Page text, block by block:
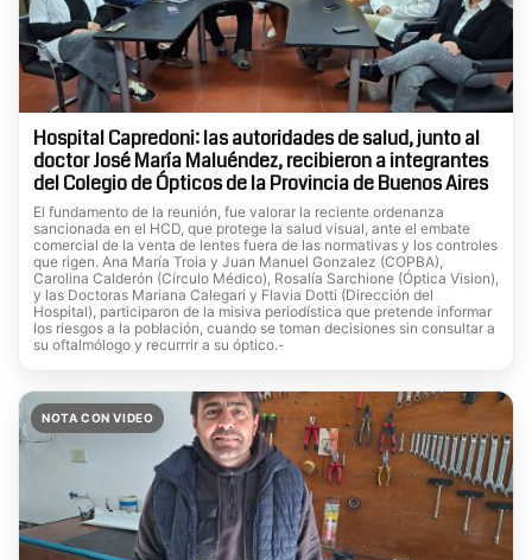
Hospital Capredoni: las autoridades de salud, junto al
doctor José María Maluéndez, recibieron a integrantes
del Colegio de Ópticos de la Provincia de Buenos Aires
El fundamento de la reunión, fue valorar la reciente ordenanza
sancionada en el HCD, que protege la salud visual, ante el embate
comercial de la venta de lentes fuera de las normativas y los controles
que rigen. Ana María Troia y Juan Manuel Gonzalez (COPBA),
Carolina Calderón (Círculo Médico), Rosalía Sarchione (Óptica Vision),
y las Doctoras Mariana Calegari y Flavia Dotti (Dirección del
Hospital), participaron de la misiva periodística que pretende informar
los riesgos a la población, cuando se toman decisiones sin consultar a
su oftalmólogo y recurrrir a su óptico.-
NOTA CON VIDEO